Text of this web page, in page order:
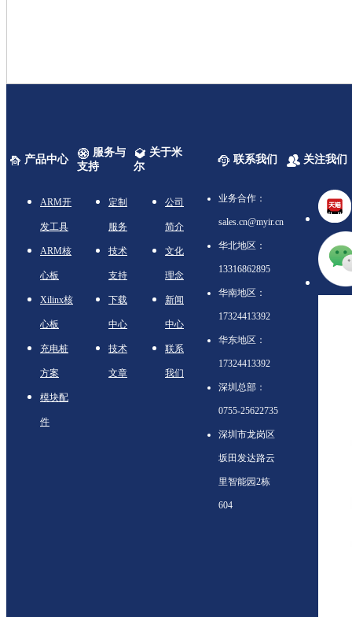
产品中心
服务与
支持
关于米
尔
联系我们 关注我们
ARM开
发工具
ARM核
心板
Xilinx核
心板
充电桩
方案
模块配
件
定制
服务
技术
支持
下载
中心
技术
文章
公司
简介
文化
理念
新闻
中心
联系
我们
业务合作：
sales.cn@myir.cn
华北地区：
13316862895
华南地区：
17324413392
华东地区：
17324413392
深圳总部：
0755-25622735
深圳市龙岗区
坂田发达路云
里智能园2栋
604